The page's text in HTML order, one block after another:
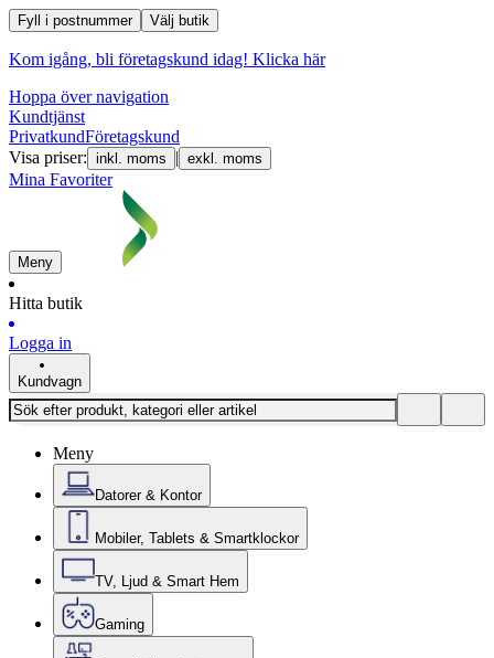
Fyll i postnummer Välj butik
Kom igång, bli företagskund idag! Klicka här
Hoppa över navigation
Kundtjänst
PrivatkundFöretagskund
Visa priser: inkl. moms | exkl. moms
Mina Favoriter
Meny
Hitta butik
Logga in
Kundvagn
Meny
Datorer & Kontor
Mobiler, Tablets & Smartklockor
TV, Ljud & Smart Hem
Gaming